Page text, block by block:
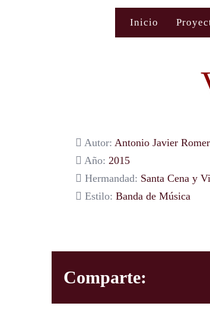
Inicio
Autor: Antonio Javier
Año: 2015
Hermandad: Santa Cena y
Estilo: Banda de Música
Comparte: